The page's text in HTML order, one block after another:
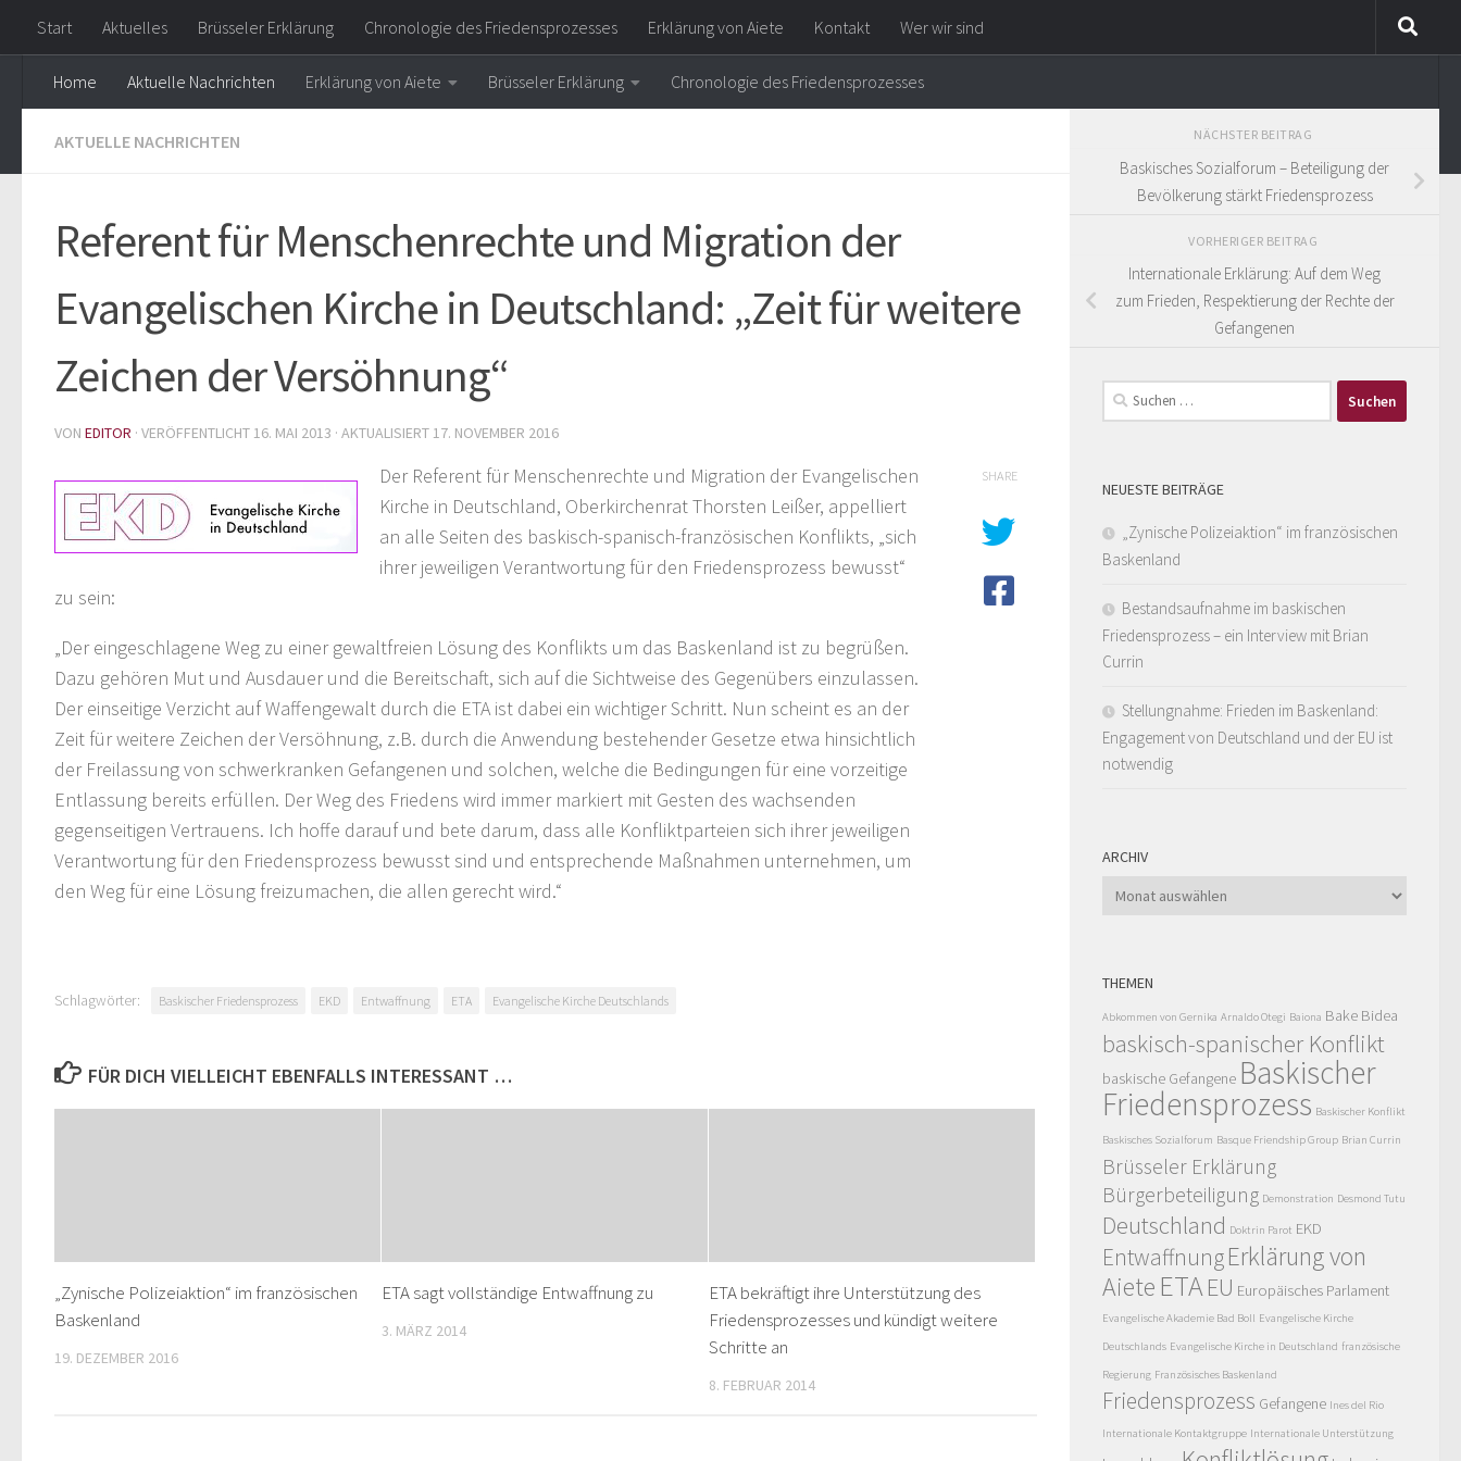
Zum Inhalt springen
Start Aktuelles Brüsseler Erklärung Chronologie des Friedensprozesses Erklärung von Aiete Kontakt Wer wir sind
Home Aktuelle Nachrichten Erklärung von Aiete Brüsseler Erklärung Chronologie des Friedensprozesses
AKTUELLE NACHRICHTEN
Referent für Menschenrechte und Migration der
Evangelischen Kirche in Deutschland: „Zeit für weitere
Zeichen der Versöhnung“
VON EDITOR · VERÖFFENTLICHT 16. MAI 2013 · AKTUALISIERT 17. NOVEMBER 2016
Der Referent für Menschenrechte und Migration der Evangelischen
Kirche in Deutschland, Oberkirchenrat Thorsten Leißer, appelliert
an alle Seiten des baskisch-spanisch-französischen Konflikts, „sich
ihrer jeweiligen Verantwortung für den Friedensprozess bewusst“
zu sein:
„Der eingeschlagene Weg zu einer gewaltfreien Lösung des Konflikts um das Baskenland ist zu begrüßen.
Dazu gehören Mut und Ausdauer und die Bereitschaft, sich auf die Sichtweise des Gegenübers einzulassen.
Der einseitige Verzicht auf Waffengewalt durch die ETA ist dabei ein wichtiger Schritt. Nun scheint es an der
Zeit für weitere Zeichen der Versöhnung, z.B. durch die Anwendung bestehender Gesetze etwa hinsichtlich
der Freilassung von schwerkranken Gefangenen und solchen, welche die Bedingungen für eine vorzeitige
Entlassung bereits erfüllen. Der Weg des Friedens wird immer markiert mit Gesten des wachsenden
gegenseitigen Vertrauens. Ich hoffe darauf und bete darum, dass alle Konfliktparteien sich ihrer jeweiligen
Verantwortung für den Friedensprozess bewusst sind und entsprechende Maßnahmen unternehmen, um
den Weg für eine Lösung freizumachen, die allen gerecht wird.“
SHARE
Schlagwörter: Baskischer Friedensprozess EKD Entwaffnung ETA Evangelische Kirche Deutschlands
FÜR DICH VIELLEICHT EBENFALLS INTERESSANT …
„Zynische Polizeiaktion“ im französischen
Baskenland
19. DEZEMBER 2016
ETA sagt vollständige Entwaffnung zu
3. MÄRZ 2014
ETA bekräftigt ihre Unterstützung des
Friedensprozesses und kündigt weitere
Schritte an
8. FEBRUAR 2014
NÄCHSTER BEITRAG
Baskisches Sozialforum – Beteiligung der
Bevölkerung stärkt Friedensprozess
VORHERIGER BEITRAG
Internationale Erklärung: Auf dem Weg
zum Frieden, Respektierung der Rechte der
Gefangenen
Suchen
nach:
NEUESTE BEITRÄGE
„Zynische Polizeiaktion“ im französischen
Baskenland
Bestandsaufnahme im baskischen
Friedensprozess – ein Interview mit Brian
Currin
Stellungnahme: Frieden im Baskenland:
Engagement von Deutschland und der EU ist
notwendig
ARCHIV
Archiv
THEMEN
Abkommen von Gernika Arnaldo Otegi Baiona Bake Bidea
baskisch-spanischer Konflikt
baskische Gefangene Baskischer
Friedensprozess Baskischer Konflikt
Baskisches Sozialforum Basque Friendship Group Brian Currin
Brüsseler Erklärung
Bürgerbeteiligung Demonstration Desmond Tutu
Deutschland Doktrin Parot EKD
EntwaffnungErklärung von
Aiete ETAEU Europäisches Parlament
Evangelische Akademie Bad Boll Evangelische Kirche
Deutschlands Evangelische Kirche in Deutschland französische
Regierung Französisches Baskenland
Friedensprozess Gefangene Ines del Rio
Internationale Kontaktgruppe Internationale Unterstützung